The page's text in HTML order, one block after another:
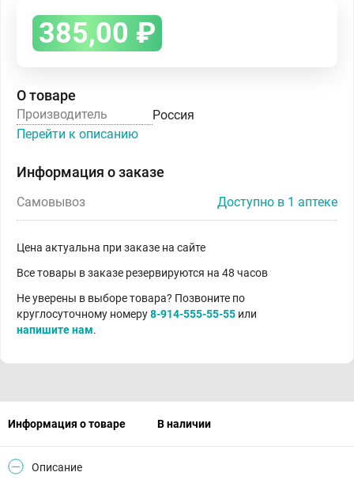
385,00 ₽
О товаре
Производитель
Россия
Перейти к описанию
Информация о заказе
Самовывоз Доступно в 1 аптеке
Цена актуальна при заказе на сайте
Все товары в заказе резервируются на 48 часов
Не уверены в выборе товара? Позвоните по
круглосуточному номеру8-914-555-55-55 или
напишите нам.
Информация о товаре В наличии
Описание